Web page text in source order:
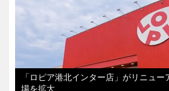
「ロピア港北インター店」がリニュ
場を拡大